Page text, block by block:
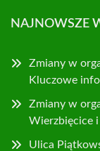
NAJNOWSZE
Zmiany w
Kluczowe
Zmiany w
Wierzbięcice i
Ulica